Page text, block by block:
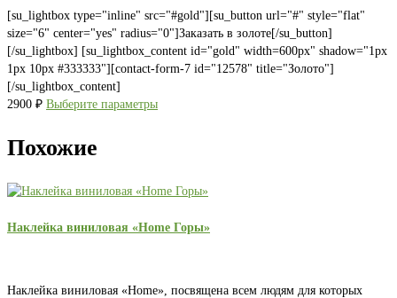
[su_lightbox type="inline" src="#gold"][su_button url="#" style="flat"
size="6" center="yes" radius="0"]Заказать в золоте[/su_button]
[/su_lightbox] [su_lightbox_content id="gold" width=600px" shadow="1px
1px 10px #333333"][contact-form-7 id="12578" title="Золото"]
[/su_lightbox_content]
2900 ₽ Выберите параметры
Похожие
Наклейка виниловая «Home Горы»
Наклейка виниловая «Home», посвящена всем людям для которых